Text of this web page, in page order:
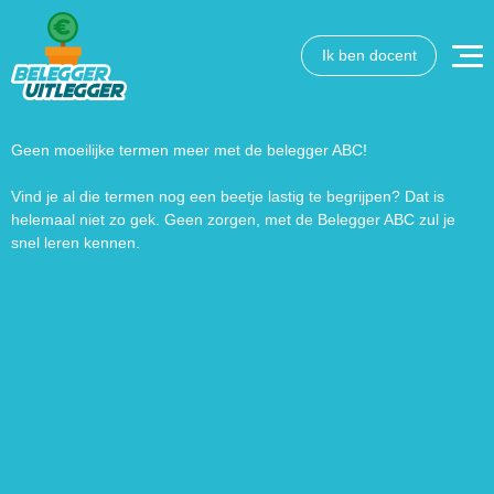
Ik ben docent
Geen moeilijke termen meer met de belegger ABC!
Vind je al die termen nog een beetje lastig te begrijpen? Dat is
helemaal niet zo gek. Geen zorgen, met de Belegger ABC zul je
snel leren kennen.
Wat wil je opzoeken?
hebben? We helpen je graag een handje.
Zoek
naar:
Zoekknop